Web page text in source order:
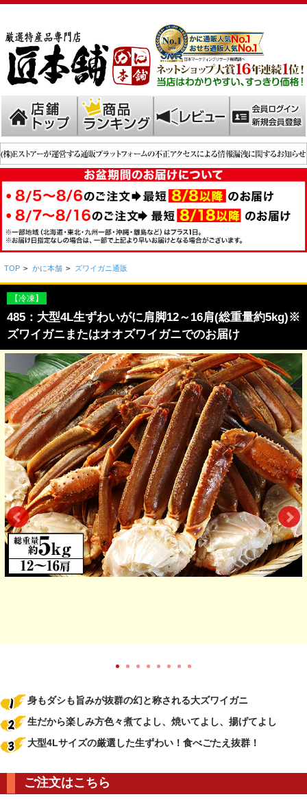
TOP > かに本舗 > ズワイガニ通販
【冷凍】
485：大型4L生ずわいがに肩脚12～16肩(総重量約5kg)※
ズワイガニまたはオオズワイガニでのお届け
身もダシも旨みが抜群の幻と称される大ズワイガニ
生だから楽しみ方色々煮てよし、焼いてよし、揚げてよし
大型4Lサイズの厳選した生ずわい！食べごたえ抜群！
ご注文はこちら